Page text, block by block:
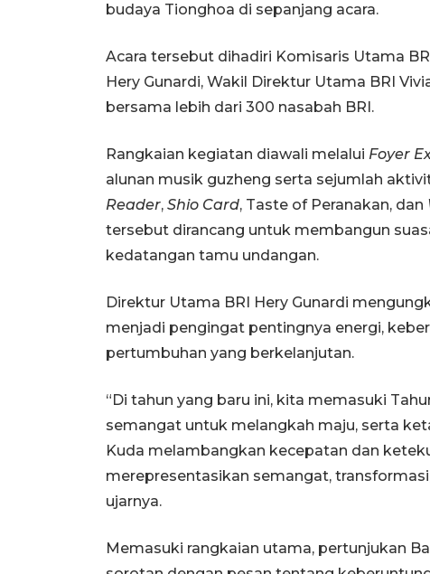
budaya Tionghoa di sepanjang acara.
Acara tersebut dihadiri Komisaris Utama
Hery Gunardi, Wakil Direktur Utama BRI
bersama lebih dari 300 nasabah BRI.
Rangkaian kegiatan diawali melalui Foyer
alunan musik guzheng serta sejumlah
Reader, Shio Card, Taste of Peranakan, dan
tersebut dirancang untuk membangun
kedatangan tamu undangan.
Direktur Utama BRI Hery Gunardi
menjadi pengingat pentingnya energi,
pertumbuhan yang berkelanjutan.
“Di tahun yang baru ini, kita memasuki
semangat untuk melangkah maju, serta
Kuda melambangkan kecepatan dan
merepresentasikan semangat,
ujarnya.
Memasuki rangkaian utama, pertunjukan